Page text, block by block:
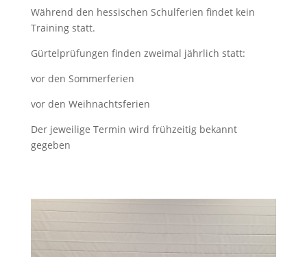
Während den hessischen Schulferien findet kein
Training statt.
Gürtelprüfungen finden zweimal jährlich statt:
vor den Sommerferien
vor den Weihnachtsferien
Der jeweilige Termin wird frühzeitig bekannt
gegeben